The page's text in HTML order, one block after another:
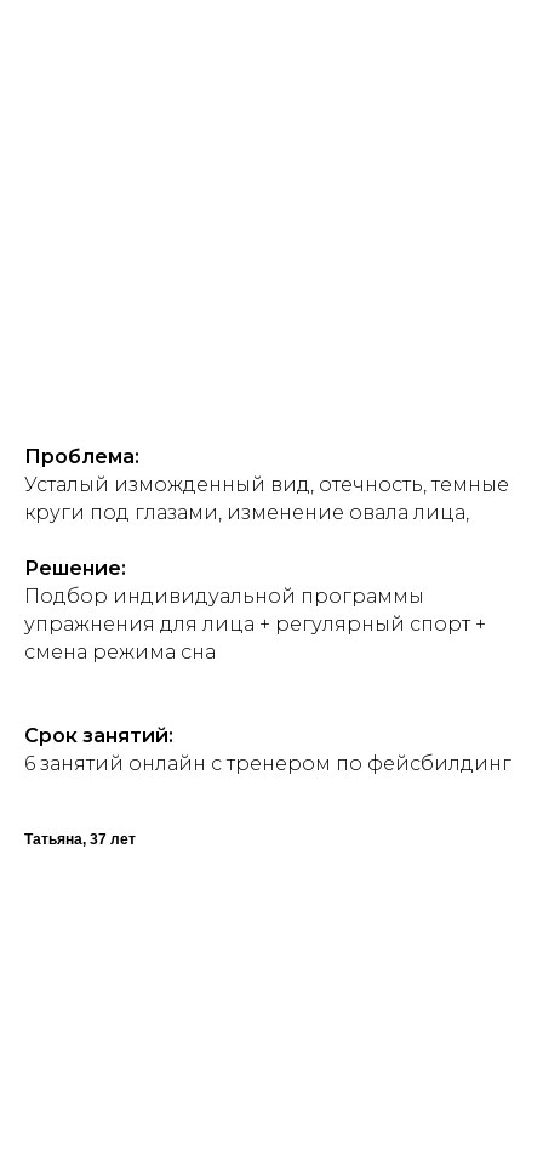
Проблема:
Усталый изможденный вид, отечность, темные
круги под глазами, изменение овала лица,
Решение:
Подбор индивидуальной программы
упражнения для лица + регулярный спорт +
смена режима сна
Срок занятий:
6 занятий онлайн с тренером по фейсбилдинг
Татьяна, 37 лет